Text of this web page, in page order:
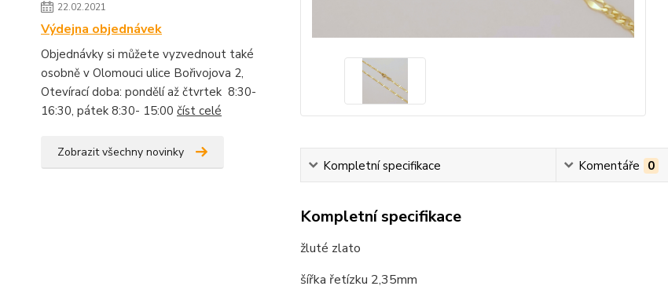
22.02.2021
Výdejna objednávek
Objednávky si můžete vyzvednout také
osobně v Olomouci ulice Bořivojova 2,
Otevírací doba: pondělí až čtvrtek 8:30-
16:30, pátek 8:30- 15:00 číst celé
Zobrazit všechny novinky
Kompletní specifikace Komentáře 0
Kompletní specifikace
žluté zlato
šířka řetízku 2,35mm